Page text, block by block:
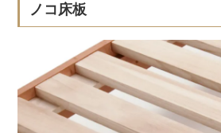
ノコ床板